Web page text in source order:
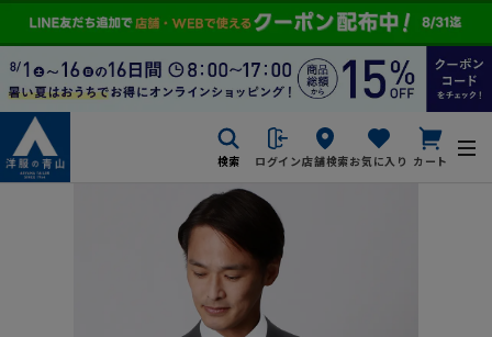
検索 ログイン店舗検索お気に入り カート